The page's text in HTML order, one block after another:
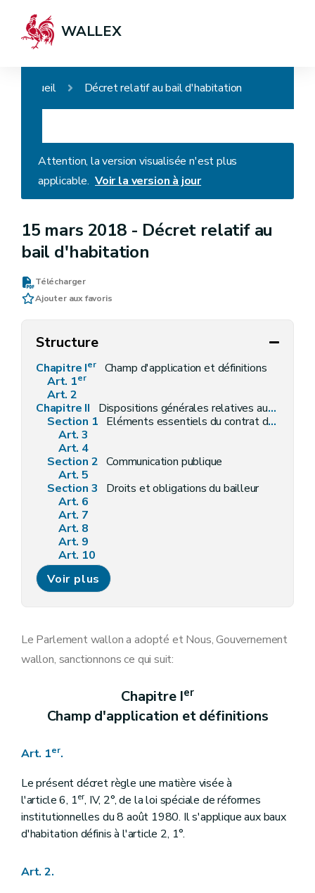
WALLEX
Accueil Décret relatif au bail d'habitation
Attention, la version visualisée n'est plus
applicable. Voir la version à jour
15 mars 2018 - Décret relatif au
bail d'habitation
Télécharger
Ajouter aux favoris
Structure
Chapitre Ier
Champ d'application et définitions
Art. 1er
Art. 2
Chapitre II
Dispositions générales relatives aux baux d'habitation
Section 1 Eléments essentiels du contrat de bail
Art. 3
Art. 4
Section 2 Communication publique
Art. 5
Section 3
Droits et obligations du bailleur
Art. 6
Art. 7
Art. 8
Art. 9
Art. 10
Art. 11
Art. 12
Art. 13
Art. 15
Art. 17
Art. 21
Section 5
Art. 25
Section 6 Indexation
Art. 26
Section 7 État des lieux
Art. 27
Voir plus
Le Parlement wallon a adopté et Nous, Gouvernement
wallon, sanctionnons ce qui suit:
Chapitre Ier
Champ d'application et définitions
Art. 1er.
Le présent décret règle une matière visée à
l'article 6, 1er, IV, 2°, de la loi spéciale de réformes
institutionnelles du 8 août 1980. Il s'applique aux baux
d'habitation définis à l'article 2, 1°.
Art. 2.